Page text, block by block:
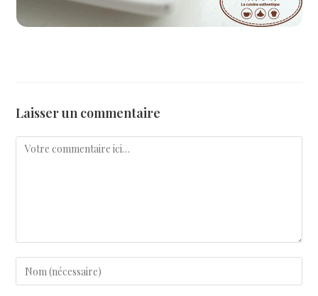
Laisser un commentaire